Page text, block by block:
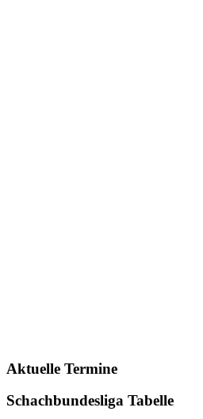
Aktuelle Termine
Schachbundesliga Tabelle